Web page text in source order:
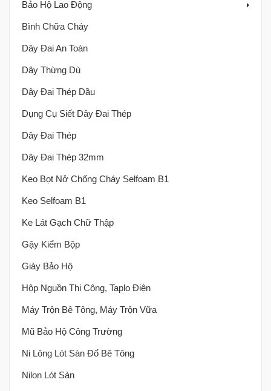
Bảo Hộ Lao Động
Bình Chữa Cháy
Dây Đai An Toàn
Dây Thừng Dù
Dây Đai Thép Dầu
Dụng Cụ Siết Dây Đai Thép
Dây Đai Thép
Dây Đai Thép 32mm
Keo Bọt Nở Chống Cháy Selfoam B1
Keo Selfoam B1
Ke Lát Gạch Chữ Thập
Gậy Kiểm Bộp
Giày Bảo Hộ
Hộp Nguồn Thi Công, Taplo Điện
Máy Trộn Bê Tông, Máy Trộn Vữa
Mũ Bảo Hộ Công Trường
Ni Lông Lót Sàn Đổ Bê Tông
Nilon Lót Sàn